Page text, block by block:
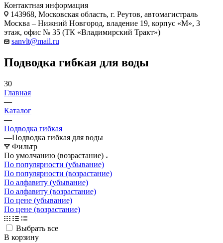
Контактная информация
143968, Московская область, г. Реутов, автомагистраль
Москва – Нижний Новгород, владение 19, корпус «М», 3
этаж, офис № 35 (ТК «Владимирский Тракт»)
sanvlt@mail.ru
Подводка гибкая для воды
30
Главная
—
Каталог
—
Подводка гибкая
—Подводка гибкая для воды
Фильтр
По умолчанию (возрастание)
По популярности (убывание)
По популярности (возрастание)
По алфавиту (убывание)
По алфавиту (возрастание)
По цене (убывание)
По цене (возрастание)
Выбрать все
В корзину